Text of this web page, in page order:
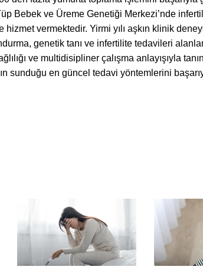
Bebek ve Üreme Genetiği Merkezi’nde
hizmet vermektedir. Yirmi yılı aşkın klinik
genetik tanı ve infertilite tedavileri
ve multidisipliner çalışma anlayışıyla
sunduğu en güncel tedavi yöntemlerini